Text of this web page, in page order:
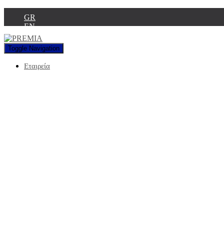
GR
EN
Toggle Navigation
Εταιρεία